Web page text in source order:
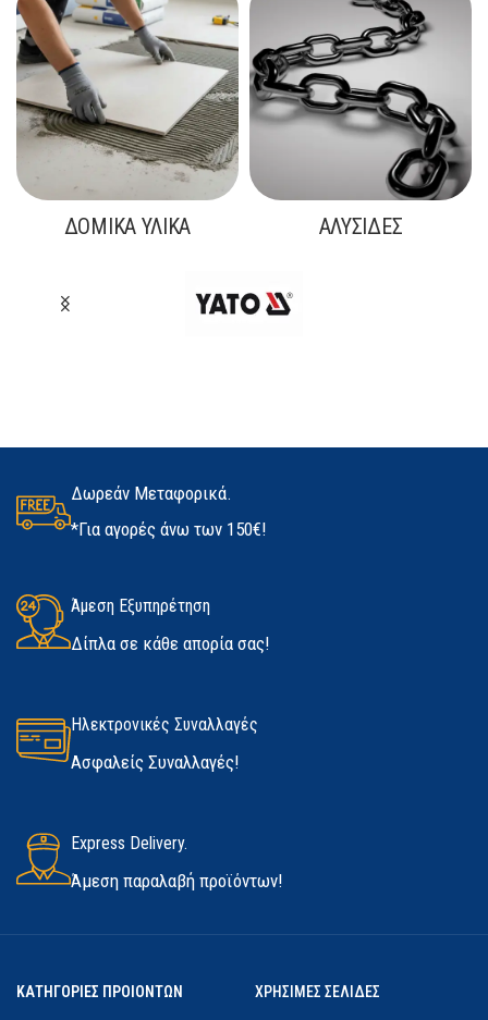
ΔΟΜΙΚΆ ΥΛΙΚΆ ΑΛΥΣΊΔΕΣ
Δωρεάν Μεταφορικά.
*Για αγορές άνω των 150€!
Άμεση Εξυπηρέτηση
Δίπλα σε κάθε απορία σας!
Ηλεκτρονικές Συναλλαγές
Ασφαλείς Συναλλαγές!
Express Delivery.
Άμεση παραλαβή προϊόντων!
ΚΑΤΗΓΟΡΙΕΣ ΠΡΟΙΟΝΤΩΝ ΧΡΗΣΙΜΕΣ ΣΕΛΙΔΕΣ